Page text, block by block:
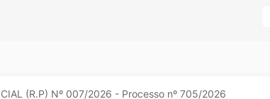
(R.P) Nº 007/2026 - Processo nº 705/2026